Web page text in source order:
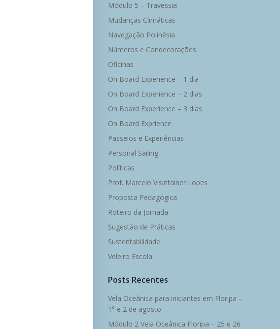
Módulo 5 – Travessia
Mudanças Climáticas
Navegação Polinésia
Números e Condecorações
Oficinas
On Board Experience – 1 dia
On Board Experience – 2 dias
On Board Experience – 3 dias
On Board Exprience
Passeios e Experiências
Personal Sailing
Políticas
Prof. Marcelo Visintainer Lopes
Proposta Pedagógica
Roteiro da Jornada
Sugestão de Práticas
Sustentabilidade
Veleiro Escola
Posts Recentes
Vela Oceânica para iniciantes em Floripa –
1° e 2 de agosto
Módulo 2 Vela Oceânica Floripa – 25 e 26